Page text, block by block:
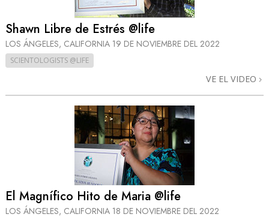
Shawn Libre de Estrés @life
LOS ÁNGELES, CALIFORNIA 19 DE NOVIEMBRE DEL 2022
SCIENTOLOGISTS @LIFE
VE EL VIDEO
El Magnífico Hito de Maria @life
LOS ÁNGELES, CALIFORNIA 18 DE NOVIEMBRE DEL 2022